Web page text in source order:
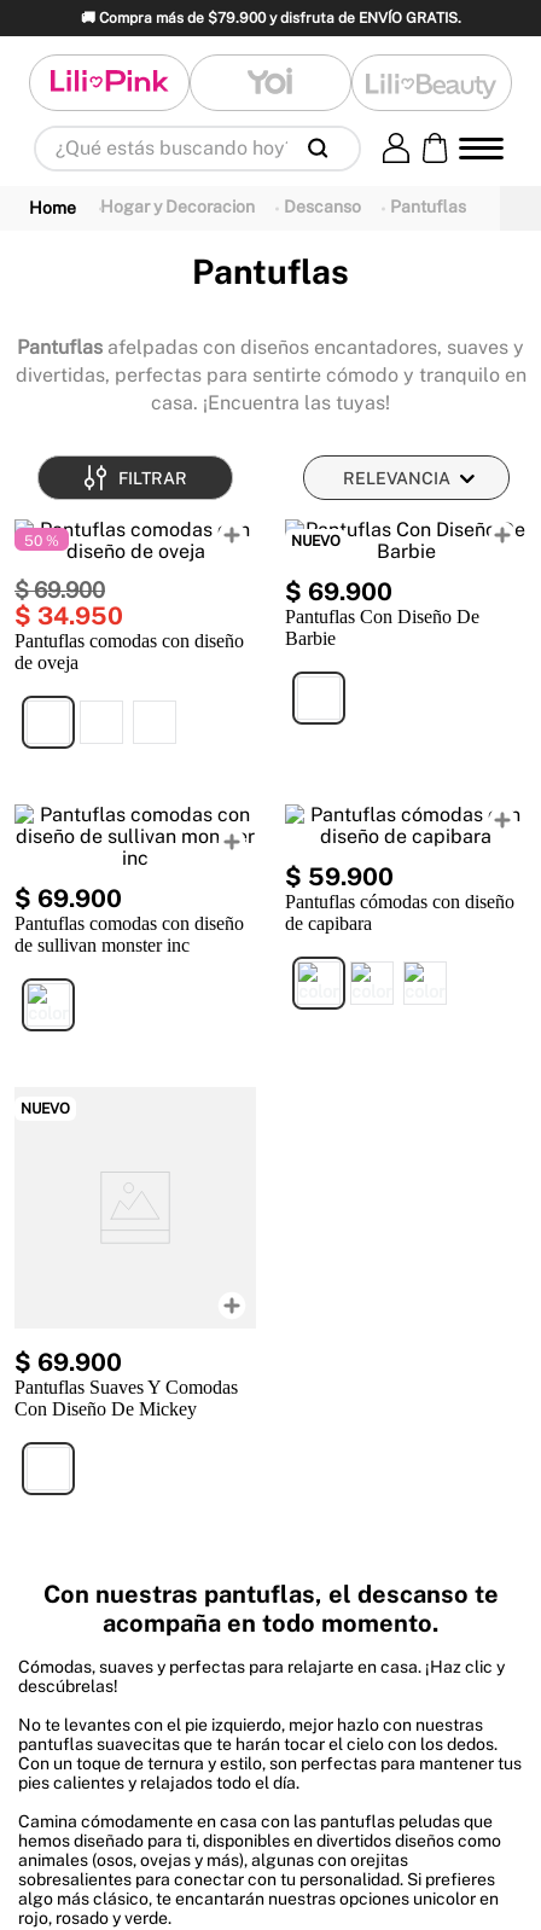
🚚 Compra más de $79.900 y disfruta de ENVÍO GRATIS.
¿Qué estás buscando hoy?
Hogar y Decoracion Descanso Pantuflas
Pantuflas
Pantuflas afelpadas con diseños encantadores, suaves y
divertidas, perfectas para sentirte cómodo y tranquilo en
casa. ¡Encuentra las tuyas!
FILTRAR RELEVANCIA
50 %
$69.900
$ 34.950
Pantuflas comodas con diseño
de oveja
NUEVO
$ 69.900
Pantuflas Con Diseño De
Barbie
$ 69.900
Pantuflas comodas con diseño
de sullivan monster inc
$ 59.900
Pantuflas cómodas con diseño
de capibara
NUEVO
$ 69.900
Pantuflas Suaves Y Comodas
Con Diseño De Mickey
Con nuestras pantuflas, el descanso te
acompaña en todo momento.
Cómodas, suaves y perfectas para relajarte en casa. ¡Haz clic y
descúbrelas!
No te levantes con el pie izquierdo, mejor hazlo con nuestras
pantuflas suavecitas que te harán tocar el cielo con los dedos.
Con un toque de ternura y estilo, son perfectas para mantener tus
pies calientes y relajados todo el día.
Camina cómodamente en casa con las pantuflas peludas que
hemos diseñado para ti, disponibles en divertidos diseños como
animales (osos, ovejas y más), algunas con orejitas
sobresalientes para conectar con tu personalidad. Si prefieres
algo más clásico, te encantarán nuestras opciones unicolor en
rojo, rosado y verde.
1. panty 2. brasier 3. vestidos baño
5.
10. termos